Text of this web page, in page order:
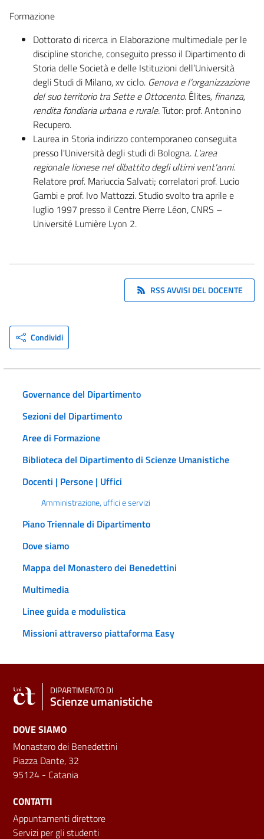
Formazione
Dottorato di ricerca in Elaborazione multimediale per le
discipline storiche, conseguito presso il Dipartimento di
Storia delle Società e delle Istituzioni dell’Università
degli Studi di Milano, xv ciclo. Genova e l'organizzazione
del suo territorio tra Sette e Ottocento. Élites, finanza,
rendita fondiaria urbana e rurale.Tutor: prof. Antonino
Recupero.
Laurea in Storia indirizzo contemporaneo conseguita
presso l'Università degli studi di Bologna. L'area
regionale lionese nel dibattito degli ultimi vent'anni.
Relatore prof. Mariuccia Salvati; correlatori prof. Lucio
Gambi e prof. Ivo Mattozzi. Studio svolto tra aprile e
luglio 1997 presso il Centre Pierre Léon, CNRS –
Université Lumière Lyon 2.
RSS AVVISI DEL DOCENTE
Condividi
Governance del Dipartimento
Sezioni del Dipartimento
Aree di Formazione
Biblioteca del Dipartimento di Scienze Umanistiche
Docenti | Persone | Uffici
Amministrazione, uffici e servizi
Piano Triennale di Dipartimento
Dove siamo
Mappa del Monastero dei Benedettini
Multimedia
Linee guida e modulistica
Missioni attraverso piattaforma Easy
DIPARTIMENTO DI
Scienze umanistiche
DOVE SIAMO
Monastero dei Benedettini
Piazza Dante, 32
95124 - Catania
CONTATTI
Appuntamenti direttore
Servizi per gli studenti